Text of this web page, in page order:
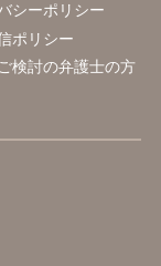
シーポリシー
ポリシー
検討の弁護士の方